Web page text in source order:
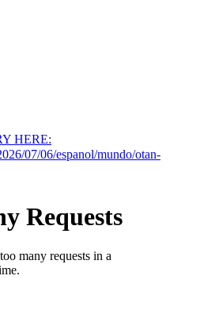
HERE:
07/06/espanol/mundo/otan-